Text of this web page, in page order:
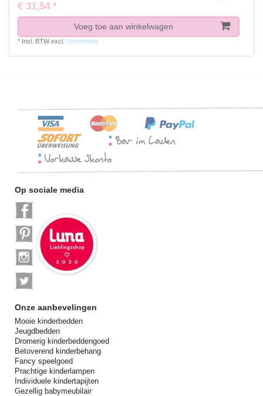
€ 31,54 *
Voeg toe aan winkelwagen
* Incl. BTWexcl. Verzending
Op sociale media
Onze aanbevelingen
Mooie kinderbedden
Jeugdbedden
Dromerig kinderbeddengoed
Betoverend kinderbehang
Fancy speelgoed
Prachtige kinderlampen
Individuele kindertapijten
Gezellig babymeubilair